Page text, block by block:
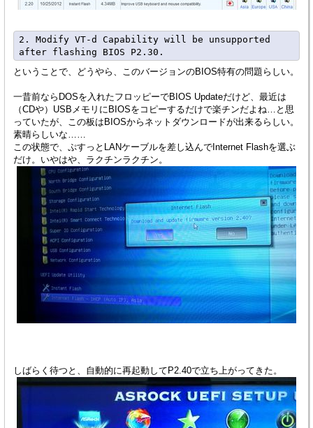
2. Modify VT-d Capability will be unsupported
ということで、どうやら、このバージョンのBIOS特有の問題らしい。
一昔前ならDOSを入れたフロッピーでBIOS Updateだけど、最近は
（CDや）USBメモリにBIOSをコピーするだけで楽チンだよね…と思
っていたが、この板はBIOSからネットダウンロードが出来るらしい。
素晴らしいな……
この状態で、ぷすっとLANケーブルを差し込んでInternet Flashを選ぶ
だけ。いやはや、ラクチンラクチン。
しばらく待つと、自動的に再起動してP2.40で立ち上がってきた。